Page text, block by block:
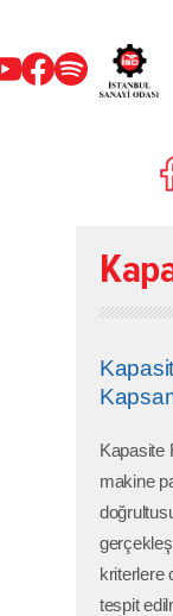
Kapasite
makine
kriterlere
tespit